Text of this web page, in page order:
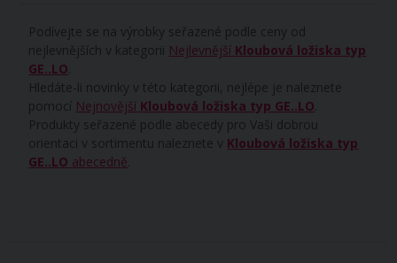
Podívejte se na výrobky seřazené podle ceny od
nejlevnějších v kategorii Nejlevnější Kloubová ložiska typ
GE..LO
Hledáte-li novinky v této kategorii, nejlépe je naleznete
pomocí Nejnovější Kloubová ložiska typ GE..LO
Produkty seřazené podle abecedy pro Vaši dobrou
orientaci v sortimentu naleznete v Kloubová ložiska typ
GE..LO abecedně